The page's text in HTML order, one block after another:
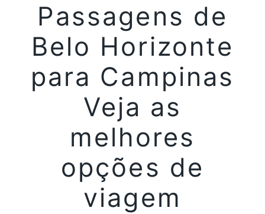
Passagens de
Belo Horizonte
para Campinas
Veja as
melhores
opções de
viagem